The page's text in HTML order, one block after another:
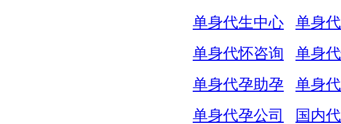
单身代生中心
单身
单身代怀咨询
单身
单身代孕助孕
单身
单身代孕公司
国内